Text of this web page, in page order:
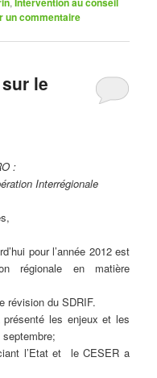
un commentaire
le
:
Interrégionale
pour l’année 2012 est
régionale en matière
révision du SDRIF.
les enjeux et les
l’Etat et le CESER a